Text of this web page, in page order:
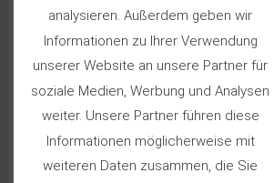
Albert-Schweitzer-
Sonderpädagogisches
Beratungszentrum
mit dem
Büttelbronnerstraße 21
74613 Öhringen
analysieren. Außerdem geben wir
Informationen zu Ihrer Verwendung
unserer Website an unsere Partner für
soziale Medien, Werbung und Analysen
weiter. Unsere Partner führen diese
Informationen möglicherweise mit
weiteren Daten zusammen, die Sie